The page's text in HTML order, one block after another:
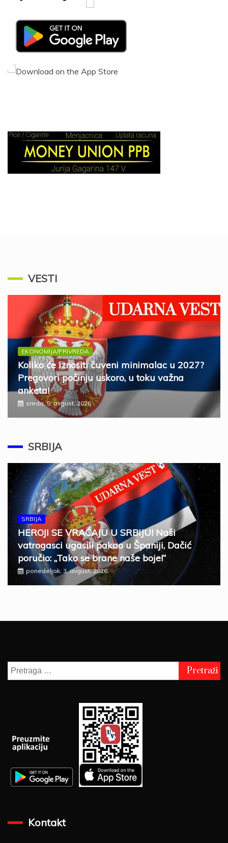
VESTI
EKONOMIJA/PRIVREDA
Koliko će iznositi čuveni minimalac u 2027?
Pregovori počinju uskoro, u toku važna
anketa!
sreda, 5. avgust, 2026
SRBIJA
SRBIJA
HEROJI SE VRAĆAJU U SRBIJU! Naši
vatrogasci ugasili pakao u Španiji, Dačić
poručio: „Tako se brane naše boje!“
ponedeljak, 3. avgust, 2026
Pretraga
za:
Kontakt